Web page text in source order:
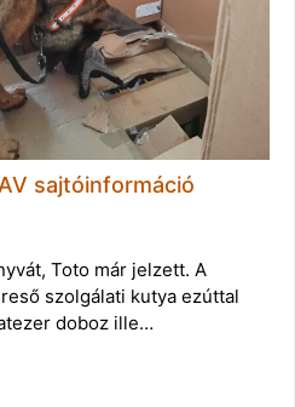
sajtóinformáció
Toto már jelzett. A
szolgálati kutya ezúttal
doboz ille…